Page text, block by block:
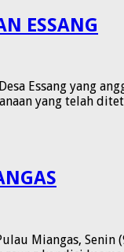
ESSANG
Essang yang
yang telah
Miangas,